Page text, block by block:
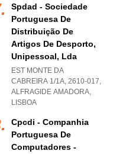
Spdad - Sociedade
Portuguesa De
Distribuição De
Artigos De Desporto,
Unipessoal, Lda
EST MONTE DA
CABREIRA 1/1A, 2610-017,
ALFRAGIDE AMADORA,
LISBOA
Cpcdi - Companhia
Portuguesa De
Computadores -